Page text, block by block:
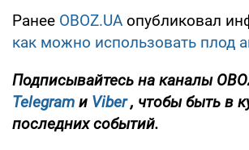
Ранее OBOZ.UA опубликовал
как можно использовать плод
Подписывайтесь на каналы
Telegram и Viber , чтобы быть в
последних событий.